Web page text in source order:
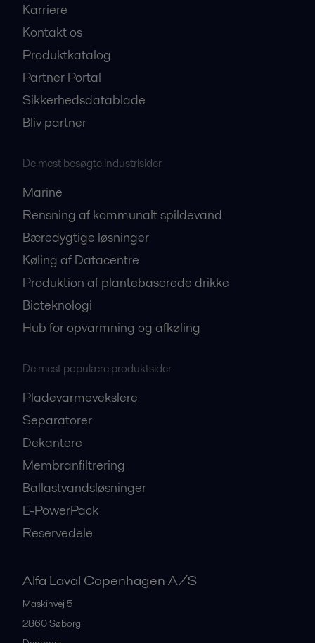
Karriere
Kontakt os
Produktkatalog
Partner Portal
Sikkerhedsdatablade
Bliv partner
De mest besøgte industrisider
Marine
Rensning af kommunalt spildevand
Bæredygtige løsninger
Køling af Datacentre
Produktion af plantebaserede drikke
Bioteknologi
Hub for opvarmning og afkøling
De mest populære produktsider
Pladevarmevekslere
Separatorer
Dekantere
Membranfiltrering
Ballastvandsløsninger
E-PowerPack
Reservedele
Alfa Laval Copenhagen A/S
Maskinvej 5
2860Søborg